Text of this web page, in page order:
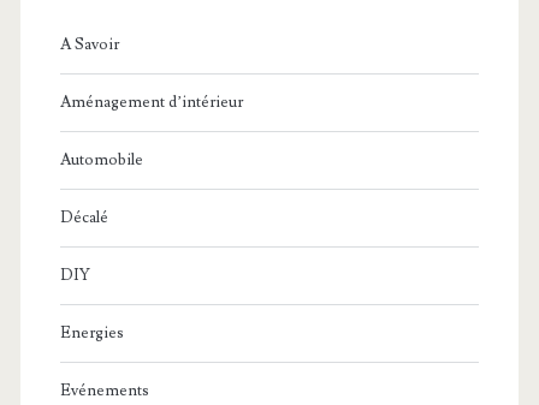
A Savoir
Aménagement d’intérieur
Automobile
Décalé
DIY
Energies
Evénements